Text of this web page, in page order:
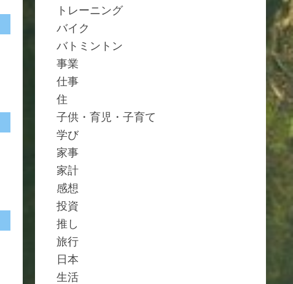
トレーニング
バイク
バトミントン
事業
仕事
住
子供・育児・子育て
学び
家事
家計
感想
投資
推し
旅行
日本
生活